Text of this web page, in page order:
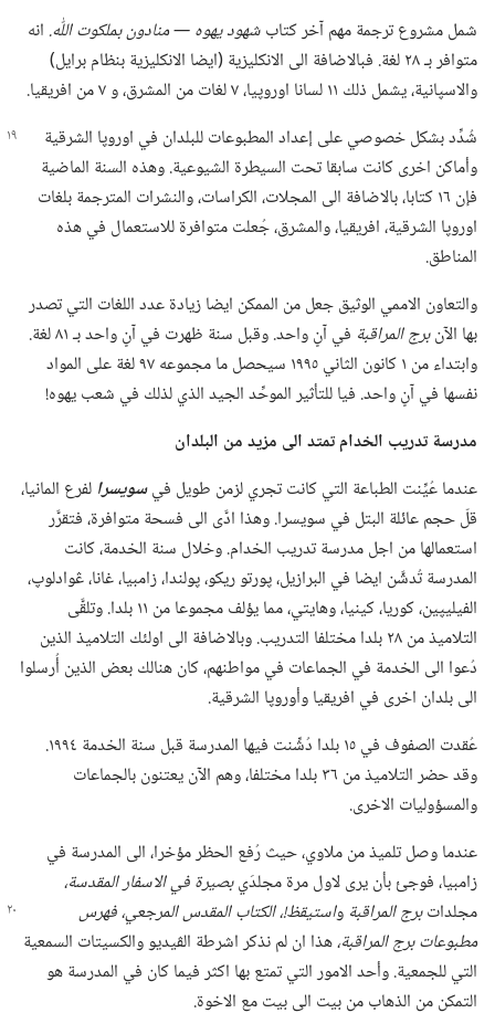
شمل مشروع ترجمة مهم آخر كتابشهود يهوه —‏ منادون بملكوت اللّٰه.‏ انه
متوافر بـ‍ ٢٨ لغة.‏ فبالاضافة الى الانكليزية (‏ايضا الانكليزية بنظام برايل)‏
والاسپانية،‏ يشمل ذلك ١١ لسانا اوروپيا،‏ ٧ لغات من المشرق،‏ و ٧ من افريقيا.‏
شُدِّد بشكل خصوصي على إعداد المطبوعات للبلدان في اوروپا الشرقية
وأماكن اخرى كانت سابقا تحت السيطرة الشيوعية.‏ وهذه السنة الماضية
فإن ١٦ كتابا،‏ بالاضافة الى المجلات،‏ الكراسات،‏ والنشرات المترجمة بلغات
اوروپا الشرقية،‏ افريقيا،‏ والمشرق،‏ جُعلت متوافرة للاستعمال في هذه
المناطق.‏
والتعاون الاممي الوثيق جعل من الممكن ايضا زيادة عدد اللغات التي تصدر
بها الآنبرج المراقبة
في آنٍ واحد.‏ وقبل سنة ظهرت في آنٍ واحد بـ‍ ٨١ لغة.‏
وابتداء من ١ كانون الثاني ١٩٩٥ سيحصل ما مجموعه ٩٧ لغة على المواد
نفسها في آنٍ واحد.‏ فيا للتأثير الموحِّد الجيد الذي لذلك في شعب يهوه!‏
مدرسة تدريب الخدام تمتد الى مزيد من البلدان
عندما عُيِّنت الطباعة التي كانت تجري لزمن طويل فيسويسرا لفرع المانيا،‏
قلّ حجم عائلة البتل في سويسرا.‏ وهذا ادَّى الى فسحة متوافرة،‏ فتقرَّر
استعمالها من اجل مدرسة تدريب الخدام.‏ وخلال سنة الخدمة،‏ كانت
المدرسة تُدشَّن ايضا في البرازيل،‏ پورتو ريكو،‏ پولندا،‏ زامبيا،‏ غانا،‏ ڠوادلوپ،‏
الفيليپين،‏ كوريا،‏ كينيا،‏ وهايتي،‏ مما يؤلف مجموعا من ١١ بلدا.‏ وتلقَّى
التلاميذ من ٢٨ بلدا مختلفا التدريب.‏ وبالاضافة الى اولئك التلاميذ الذين
دُعوا الى الخدمة في الجماعات في مواطنهم،‏ كان هنالك بعض الذين أُرسلوا
الى بلدان اخرى في افريقيا وأوروپا الشرقية.‏
عُقدت الصفوف في ١٥ بلدا دُشِّنت فيها المدرسة قبل سنة الخدمة ١٩٩٤.‏
وقد حضر التلاميذ من ٣٦ بلدا مختلفا،‏ وهم الآن يعتنون بالجماعات
والمسؤوليات الاخرى.‏
عندما وصل تلميذ من ملاوي،‏ حيث رُفع الحظر مؤخرا،‏ الى المدرسة في
زامبيا،‏ فوجئ بأن يرى لاول مرة مجلدَيبصيرة في الاسفار المقدسة،‏
مجلداتبرج المراقبة واستيقظ!‏،‏ الكتاب المقدسالمرجعي،‏ فهرس
مطبوعات برج المراقبة،‏هذا ان لم نذكر اشرطة الڤيديو والكسيتات السمعية
التي للجمعية.‏ وأحد الامور التي تمتع بها اكثر فيما كان في المدرسة هو
التمكن من الذهاب من بيت الى بيت مع الاخوة.‏